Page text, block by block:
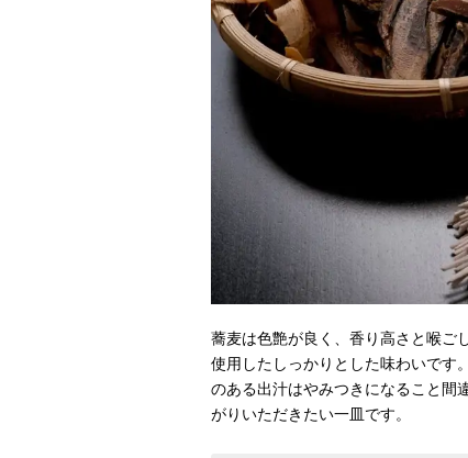
蕎麦は色艶が良く、香り高さと喉ご
使用したしっかりとした味わいです
のある出汁はやみつきになること間
がりいただきたい一皿です。